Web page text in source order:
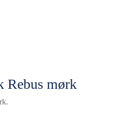
Rebus mørk